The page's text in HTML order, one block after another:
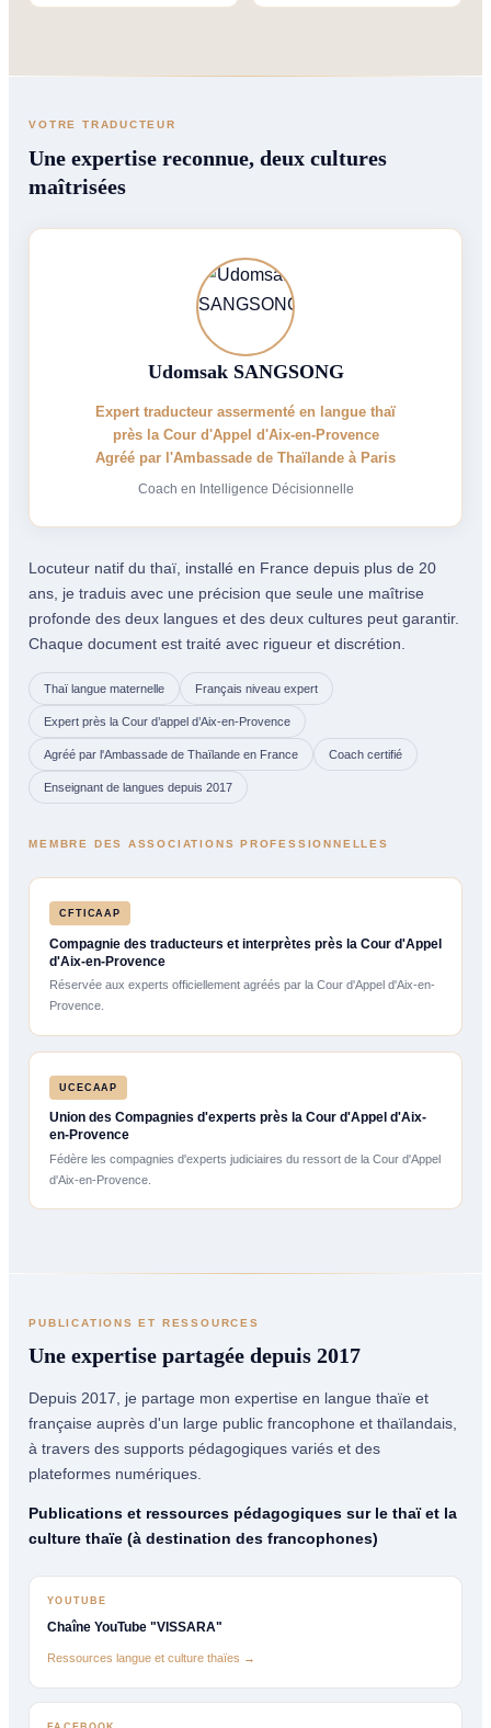
VOTRE TRADUCTEUR
Une expertise reconnue, deux cultures
maîtrisées
Udomsak SANGSONG
Expert traducteur assermenté en langue thaï
près la Cour d'Appel d'Aix-en-Provence
Agréé par l'Ambassade de Thaïlande à Paris
Coach en Intelligence Décisionnelle
Locuteur natif du thaï, installé en France depuis plus de 20
ans, je traduis avec une précision que seule une maîtrise
profonde des deux langues et des deux cultures peut garantir.
Chaque document est traité avec rigueur et discrétion.
Thaï langue maternelle Français niveau expert
Expert près la Cour d’appel d’Aix-en-Provence
Agréé par l'Ambassade de Thaïlande en France Coach certifié
Enseignant de langues depuis 2017
MEMBRE DES ASSOCIATIONS PROFESSIONNELLES
CFTICAAP
Compagnie des traducteurs et interprètes près la Cour d'Appel
d'Aix-en-Provence
Réservée aux experts officiellement agréés par la Cour d'Appel d'Aix-en-
Provence.
UCECAAP
Union des Compagnies d'experts près la Cour d'Appel d'Aix-
en-Provence
Fédère les compagnies d'experts judiciaires du ressort de la Cour d'Appel
d'Aix-en-Provence.
PUBLICATIONS ET RESSOURCES
Une expertise partagée depuis 2017
Depuis 2017, je partage mon expertise en langue thaïe et
française auprès d'un large public francophone et thaïlandais,
à travers des supports pédagogiques variés et des
plateformes numériques.
Publications et ressources pédagogiques sur le thaï et la
culture thaïe (à destination des francophones)
YOUTUBE
Chaîne YouTube "VISSARA"
Ressources langue et culture thaïes →